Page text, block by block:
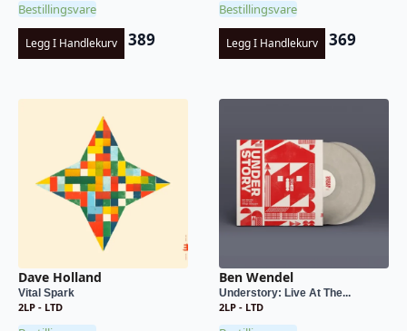
Bestillingsvare
Legg I Handlekurv 389
Bestillingsvare
Legg I Handlekurv 369
Dave Holland
Vital Spark
2LP - LTD
Ben Wendel
Understory: Live At The...
2LP - LTD